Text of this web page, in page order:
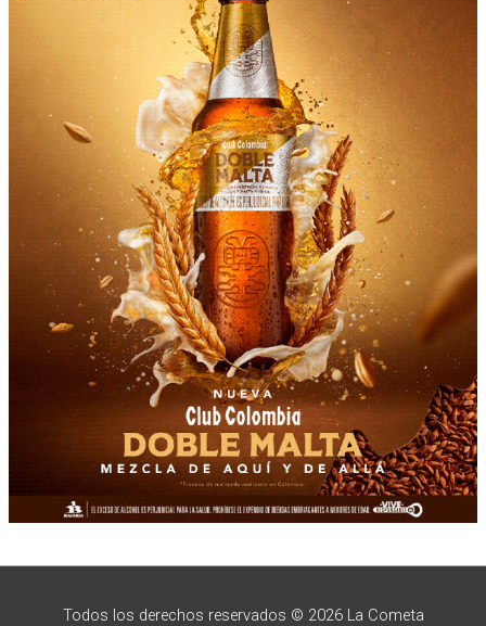
Todos los derechos reservados © 2026 La Cometa